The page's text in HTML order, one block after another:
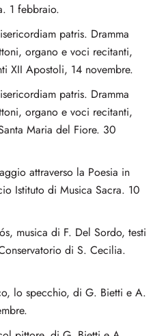
1 febbraio.
patris. Dramma
organo e voci recitanti,
XII Apostoli, 14 novembre.
patris. Dramma
organo e voci recitanti,
Maria del Fiore. 30
attraverso la Poesia in
Istituto di Musica Sacra. 10
musica di F. Del Sordo, testi
di S. Cecilia.
lo specchio, di G. Bietti e A.